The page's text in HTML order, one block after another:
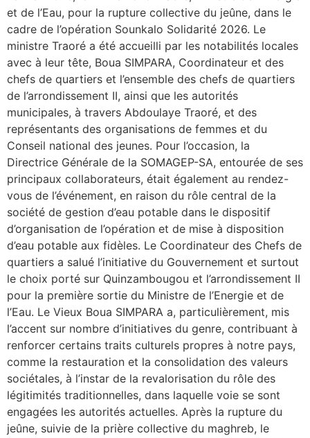
et de l’Eau, pour la rupture collective du jeûne, dans le
cadre de l’opération Sounkalo Solidarité 2026. Le
ministre Traoré a été accueilli par les notabilités locales
avec à leur tête, Boua SIMPARA, Coordinateur et des
chefs de quartiers et l’ensemble des chefs de quartiers
de l’arrondissement II, ainsi que les autorités
municipales, à travers Abdoulaye Traoré, et des
représentants des organisations de femmes et du
Conseil national des jeunes. Pour l’occasion, la
Directrice Générale de la SOMAGEP-SA, entourée de ses
principaux collaborateurs, était également au rendez-
vous de l’événement, en raison du rôle central de la
société de gestion d’eau potable dans le dispositif
d’organisation de l’opération et de mise à disposition
d’eau potable aux fidèles. Le Coordinateur des Chefs de
quartiers a salué l’initiative du Gouvernement et surtout
le choix porté sur Quinzambougou et l’arrondissement II
pour la première sortie du Ministre de l’Energie et de
l’Eau. Le Vieux Boua SIMPARA a, particulièrement, mis
l’accent sur nombre d’initiatives du genre, contribuant à
renforcer certains traits culturels propres à notre pays,
comme la restauration et la consolidation des valeurs
sociétales, à l’instar de la revalorisation du rôle des
légitimités traditionnelles, dans laquelle voie se sont
engagées les autorités actuelles. Après la rupture du
jeûne, suivie de la prière collective du maghreb, le